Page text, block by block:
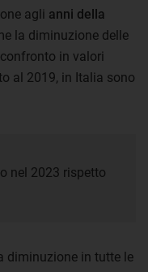
agli anni della
la diminuzione delle
in valori
al 2019, in Italia sono
nel 2023 rispetto
diminuzione in tutte le